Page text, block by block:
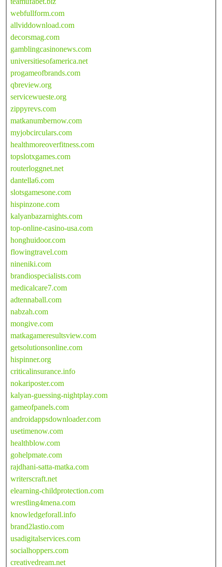
webfullform.com
allviddownload.com
decorsmag.com
gamblingcasinonews.com
universitiesofamerica.net
progameofbrands.com
qbreview.org
servicewueste.org
zippyrevs.com
matkanumbernow.com
myjobcirculars.com
healthmoreoverfitness.com
topslotxgames.com
routerloggnet.net
dantella6.com
slotsgamesone.com
hispinzone.com
kalyanbazarnights.com
top-online-casino-usa.com
honghuidoor.com
flowingtravel.com
nineniki.com
brandiospecialists.com
medicalcare7.com
adtennaball.com
nabzah.com
mongive.com
matkagameresultsview.com
getsolutionsonline.com
hispinner.org
criticalinsurance.info
nokariposter.com
kalyan-guessing-nightplay.com
gameofpanels.com
androidappsdownloader.com
usetimenow.com
healthblow.com
gohelpmate.com
rajdhani-satta-matka.com
writerscraft.net
elearning-childprotection.com
wrestling4mena.com
knowledgeforall.info
brand2lastio.com
usadigitalservices.com
socialhoppers.com
creativedream.net